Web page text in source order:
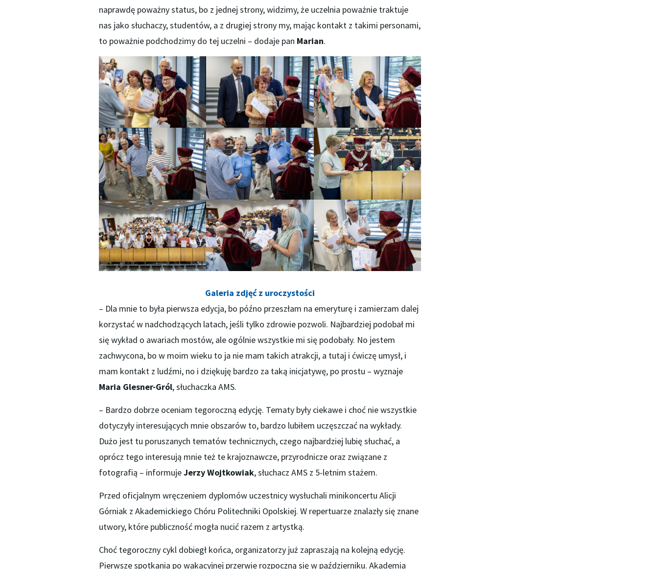
naprawdę poważny status, bo z jednej strony, widzimy, że uczelnia poważnie traktuje
nas jako słuchaczy, studentów, a z drugiej strony my, mając kontakt z takimi personami,
to poważnie podchodzimy do tej uczelni – dodaje pan Marian.
Galeria zdjęć z uroczystości
– Dla mnie to była pierwsza edycja, bo późno przeszłam na emeryturę i zamierzam dalej
korzystać w nadchodzących latach, jeśli tylko zdrowie pozwoli. Najbardziej podobał mi
się wykład o awariach mostów, ale ogólnie wszystkie mi się podobały. No jestem
zachwycona, bo w moim wieku to ja nie mam takich atrakcji, a tutaj i ćwiczę umysł, i
mam kontakt z ludźmi, no i dziękuję bardzo za taką inicjatywę, po prostu – wyznaje
Maria Glesner-Gról, słuchaczka AMS.
– Bardzo dobrze oceniam tegoroczną edycję. Tematy były ciekawe i choć nie wszystkie
dotyczyły interesujących mnie obszarów to, bardzo lubiłem uczęszczać na wykłady.
Dużo jest tu poruszanych tematów technicznych, czego najbardziej lubię słuchać, a
oprócz tego interesują mnie też te krajoznawcze, przyrodnicze oraz związane z
fotografią – informujeJerzy Wojtkowiak, słuchacz AMS z 5-letnim stażem.
Przed oficjalnym wręczeniem dyplomów uczestnicy wysłuchali minikoncertu Alicji
Górniak z Akademickiego Chóru Politechniki Opolskiej. W repertuarze znalazły się znane
utwory, które publiczność mogła nucić razem z artystką.
Choć tegoroczny cykl dobiegł końca, organizatorzy już zapraszają na kolejną edycję.
Pierwsze spotkania po wakacyjnej przerwie rozpoczną się w październiku. Akademia